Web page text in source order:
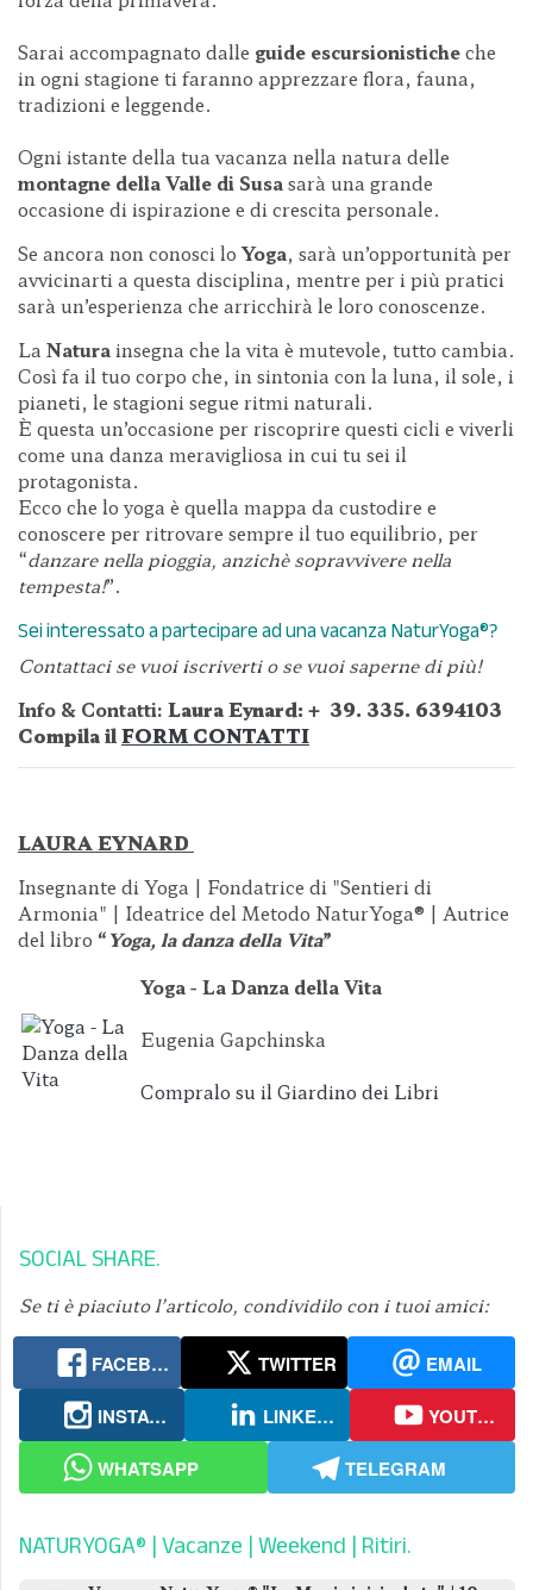
Sarai accompagnato dalle guide escursionisticheche
in ogni stagione ti faranno apprezzare flora, fauna,
tradizioni e leggende.
Ogni istante della tua vacanza nella natura delle
montagne della Valle di Susasarà una grande
occasione di ispirazione e di crescita personale.
Se ancora non conosci loYoga, sarà un’opportunità per
avvicinarti a questa disciplina, mentre per i più pratici
sarà un’esperienza che arricchirà le loro conoscenze.
La Naturainsegna che la vita è mutevole, tutto cambia.
Così fa il tuo corpo che, in sintonia con la luna, il sole, i
pianeti, le stagioni segue ritmi naturali.
È questa un’occasione per riscoprire questi cicli e viverli
come una danza meravigliosa in cui tu sei il
protagonista.
Ecco che lo yoga è quella mappa da custodire e
conoscere per ritrovare sempre il tuo equilibrio, per
“danzare nella pioggia, anzichè sopravvivere nella
tempesta!”.
Sei interessato a partecipare ad una vacanza NaturYoga®?
Contattaci se vuoi iscriverti o se vuoi saperne di più!
Info & Contatti: Laura Eynard: + 39. 335. 6394103
Compila ilFORM CONTATTI
LAURA EYNARD
Insegnante di Yoga | Fondatrice di "Sentieri di
Armonia" | Ideatrice del Metodo NaturYoga® | Autrice
del libro “Yoga, la danza della Vita”
Yoga - La Danza della Vita
Eugenia Gapchinska
Compralo su il Giardino dei Libri
SOCIAL SHARE
Se ti è piaciuto l’articolo, condividilo con i tuoi amici:
FACEBOOK TWITTER
EMAIL
INSTAGRAM
LINKEDIN
YOUTUBE
WHATSAPP
TELEGRAM
NATURYOGA® | Vacanze | Weekend | Ritiri